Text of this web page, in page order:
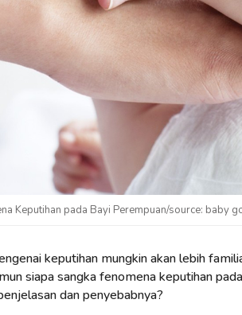
Keputihan pada Bayi Perempuan/source: baby
keputihan mungkin akan lebih
siapa sangka fenomena keputihan
dan penyebabnya?